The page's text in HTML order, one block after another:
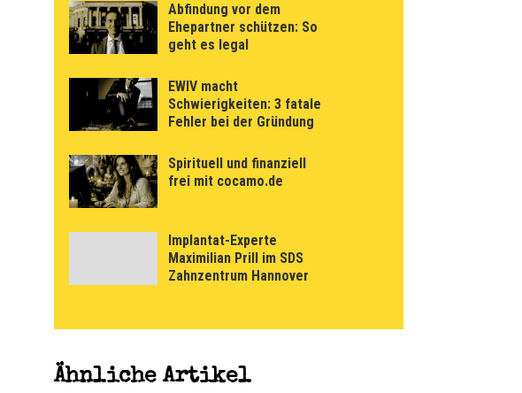
Abfindung vor dem
Ehepartner schützen: So
geht es legal
EWIV macht
Schwierigkeiten: 3 fatale
Fehler bei der Gründung
Spirituell und finanziell
frei mit cocamo.de
Implantat-Experte
Maximilian Prill im SDS
Zahnzentrum Hannover
Ähnliche Artikel